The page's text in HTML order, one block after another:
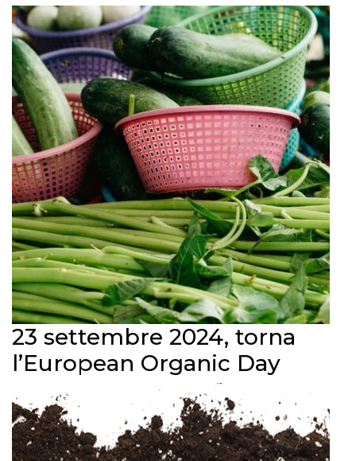
23 settembre 2024, torna
l’European Organic Day